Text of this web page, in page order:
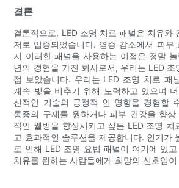
결론
결론적으로, LED 조명 치료 패널은 치유와
저로 입증되었습니다. 염증 감소에서 피부
지 이러한 패널을 사용하는 이점은 정말
년의 경험을 가진 회사로서, 우리는 LED 조
접 보았습니다. 우리는 LED 조명 치료 패
계속 빛을 비추기 위해 노력하고 있으며
신적인 기술의 긍정적 인 영향을 경험할
통증의 구제를 원하거나 피부 건강을 향
적인 웰빙을 향상시키고 싶든 LED 조명 치
고 효과적인 솔루션을 제공합니다. 인기가
로 인해 LED 조명 요법 패널이 여기에 있
치유를 원하는 사람들에게 희망의 신호임